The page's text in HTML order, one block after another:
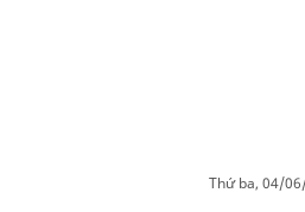
thứ ba, 04/